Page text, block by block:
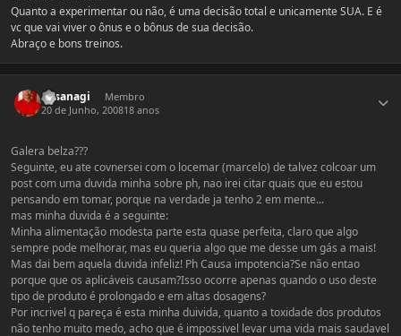
Quanto a experimentar ou não, é uma decisão total e unicamente SUA. E é
vc que vai viver o ônus e o bônus de sua decisão.
Abraço e bons treinos.
kusanagi
Membro
20 de Junho, 200818 anos
Galera belza???
Seguinte, eu ate covnersei com o locemar (marcelo) de talvez colcoar um
post com uma duvida minha sobre ph, nao irei citar quais que eu estou
pensando em tomar, porque na verdade ja tenho 2 em mente...
mas minha duvida é a seguinte:
Minha alimentação modesta parte esta quase perfeita, claro que algo
sempre pode melhorar, mas eu queria algo que me desse um gás a mais!
Mas dai bem aquela duvida infeliz! Ph Causa impotencia?Se não entao
porque que os aplicáveis causam?Isso ocorre apenas quando o uso deste
tipo de produto é prolongado e em altas dosagens?
Por incrivel q pareça é esta minha duivida, quanto a toxidade dos produtos
não tenho muito medo, acho que é impossivel levar uma vida mais saudavel